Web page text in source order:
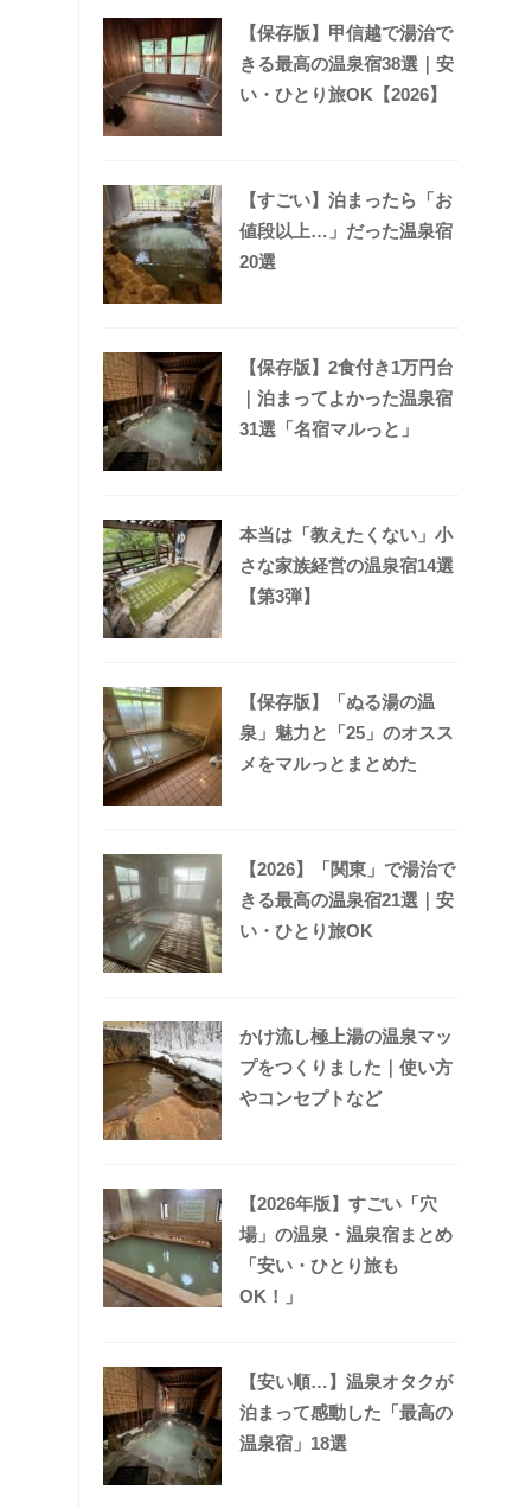
【保存版】甲信越で湯治で
きる最高の温泉宿38選｜安
い・ひとり旅OK【2026】
【すごい】泊まったら「お
値段以上…」だった温泉宿
20選
【保存版】2食付き1万円台
｜泊まってよかった温泉宿
31選「名宿マルっと」
本当は「教えたくない」小
さな家族経営の温泉宿14選
【第3弾】
【保存版】「ぬる湯の温
泉」魅力と「25」のオスス
メをマルっとまとめた
【2026】「関東」で湯治で
きる最高の温泉宿21選｜安
い・ひとり旅OK
かけ流し極上湯の温泉マッ
プをつくりました｜使い方
やコンセプトなど
【2026年版】すごい「穴
場」の温泉・温泉宿まとめ
「安い・ひとり旅も
OK！」
【安い順…】温泉オタクが
泊まって感動した「最高の
温泉宿」18選